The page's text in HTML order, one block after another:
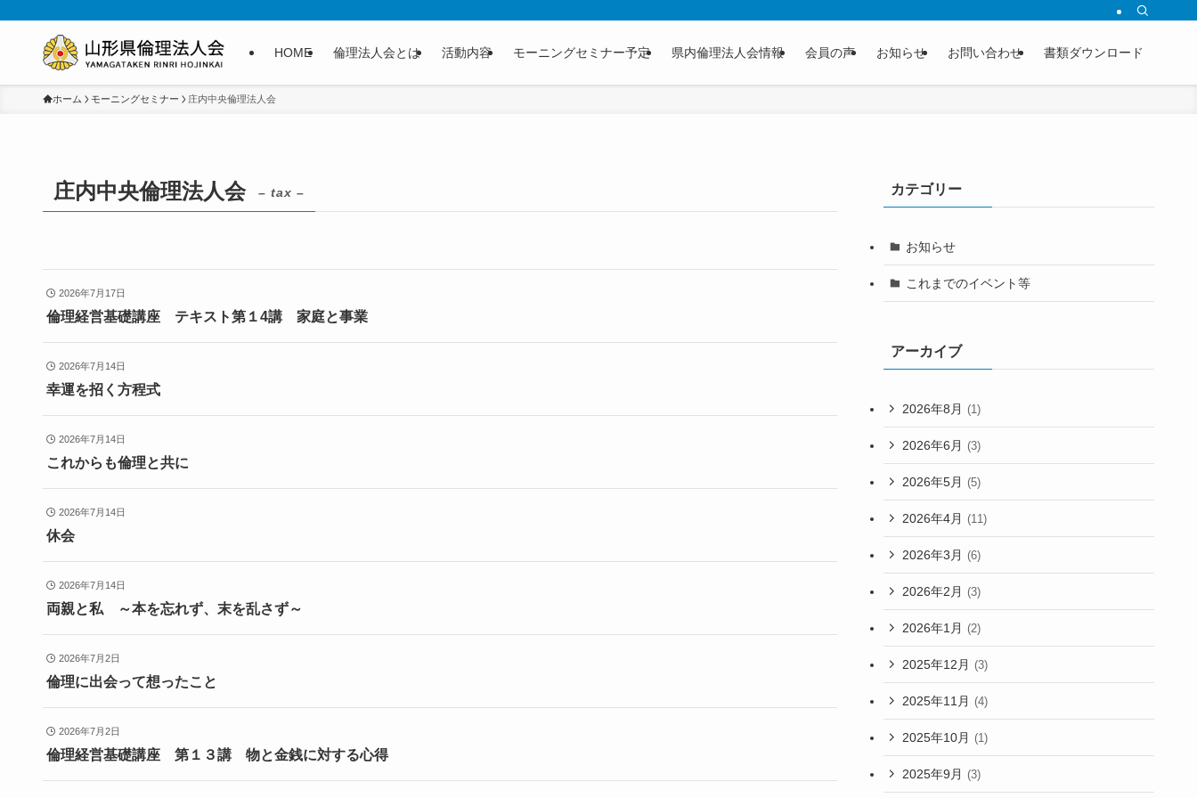
HOME 倫理法人会とは 活動内容 モーニングセミナー予定 県内倫理法人会情報 会員の声 お知らせ お問い合わせ 書類ダウンロード
ホーム モーニングセミナー 庄内中央倫理法人会
庄内中央倫理法人会 – tax –
2026年7月17日
倫理経営基礎講座 テキスト第１4講 家庭と事業
2026年7月14日
幸運を招く方程式
2026年7月14日
これからも倫理と共に
2026年7月14日
休会
2026年7月14日
両親と私 ～本を忘れず、末を乱さず～
2026年7月2日
倫理に出会って想ったこと
2026年7月2日
倫理経営基礎講座 第１３講 物と金銭に対する心得
カテゴリー
お知らせ
これまでのイベント等
アーカイブ
2026年8月 (1)
2026年6月 (3)
2026年5月 (5)
2026年4月 (11)
2026年3月 (6)
2026年2月 (3)
2026年1月 (2)
2025年12月 (3)
2025年11月 (4)
2025年10月 (1)
2025年9月 (3)